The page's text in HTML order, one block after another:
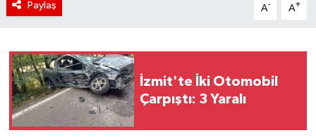
Paylaş A- A+
İzmit'te İki Otomobil
Çarpıştı: 3 Yaralı